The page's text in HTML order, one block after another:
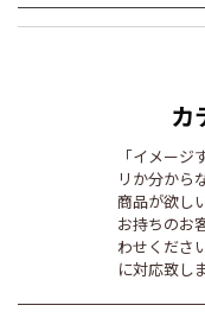
カ
「イメー
リか分から
商品が欲し
お持ちのお
わせくださ
に対応致し